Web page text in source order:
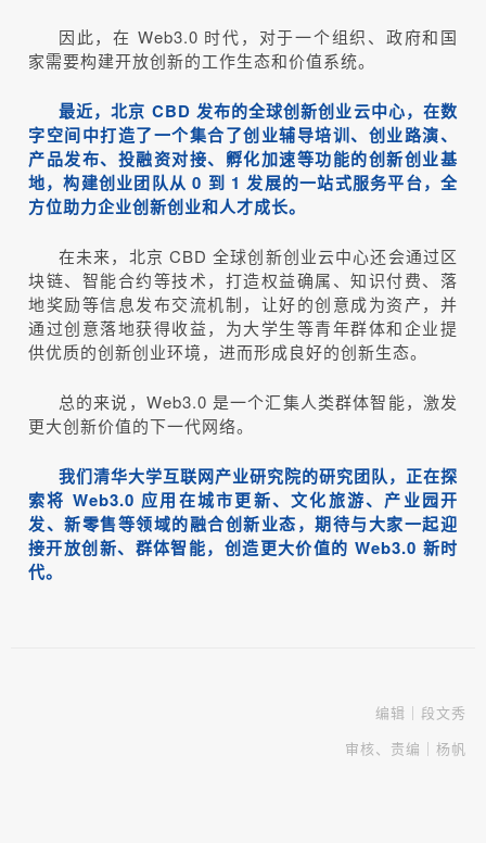
因此，在 Web3.0 时代，对于一个组织、政府和国
家需要构建开放创新的工作生态和价值系统。
最近，北京 CBD 发布的全球创新创业云中心，在数
字空间中打造了一个集合了创业辅导培训、创业路演、
产品发布、投融资对接、孵化加速等功能的创新创业基
地，构建创业团队从 0 到 1 发展的一站式服务平台，全
方位助力企业创新创业和人才成长。
在未来，北京 CBD 全球创新创业云中心还会通过区
块链、智能合约等技术，打造权益确属、知识付费、落
地奖励等信息发布交流机制，让好的创意成为资产，并
通过创意落地获得收益，为大学生等青年群体和企业提
供优质的创新创业环境，进而形成良好的创新生态。
总的来说，Web3.0 是一个汇集人类群体智能，激发
更大创新价值的下一代网络。
我们清华大学互联网产业研究院的研究团队，正在探
索将 Web3.0 应用在城市更新、文化旅游、产业园开
发、新零售等领域的融合创新业态，期待与大家一起迎
接开放创新、群体智能，创造更大价值的 Web3.0 新时
代。
编辑｜段文秀
审核、责编｜杨帆